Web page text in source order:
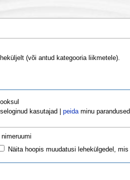
(või antud kategooria liikmetele).
kasutajad |peidaminu parandused
Näita hoopis muudatusi lehekülgedel,